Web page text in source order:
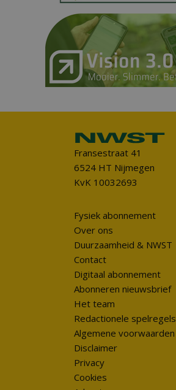
Fransestraat 41
6524 HT Nijmegen
KvK 10032693
Fysiek abonnement
Over ons
Duurzaamheid & NWST
Contact
Digitaal abonnement
Abonneren nieuwsbrief
Het team
Redactionele spelregels
Algemene voorwaarden
Disclaimer
Privacy
Cookies